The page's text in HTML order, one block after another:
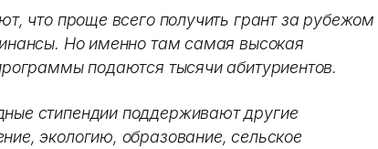
что проще всего получить грант за рубежом
Но именно там самая высокая
подаются тысячи абитуриентов.
стипендии поддерживают другие
экологию, образование, сельское